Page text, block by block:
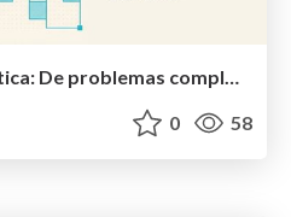
0 58